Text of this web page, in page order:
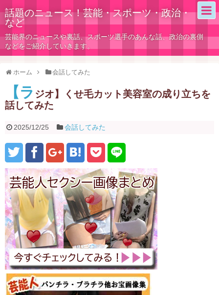
話題のニュース！芸能・スポーツ・政治・
など
芸能界のニュースや裏話、スポーツ選手のあんな話、政治の裏側
などをご紹介していきます。
ホーム 会話してみた
【ラ ジオ】くせ毛カット美容室の成り立ちを
話してみた
2025/12/25 会話してみた